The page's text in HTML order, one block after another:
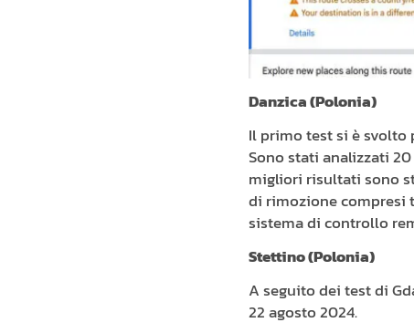
Danzica (Polonia)
Il primo test si è svolto
Sono stati analizzati 20
migliori risultati sono
di rimozione compresi
sistema di controllo
Stettino (Polonia)
A seguito dei test di
22 agosto 2024.